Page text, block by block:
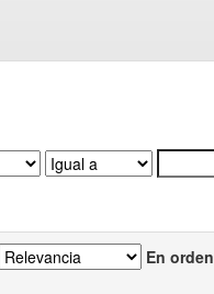
En orden